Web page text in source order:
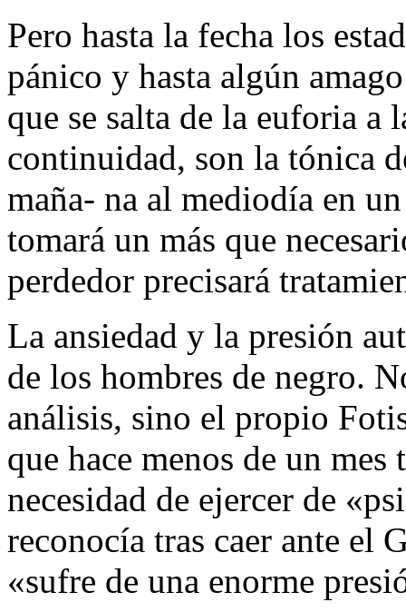
Pero hasta la fecha los
pánico y hasta algún
que se salta de la euforia a
continuidad, son la tónica
maña- na al mediodía en
tomará un más que
perdedor precisará
La ansiedad y la presión
de los hombres de negro.
análisis, sino el propio
que hace menos de un
necesidad de ejercer de
reconocía tras caer ante el
«sufre de una enorme